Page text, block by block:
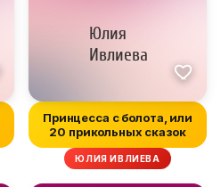
Принцесса с болота, или
20 прикольных сказок
ЮЛИЯ ИВЛИЕВА